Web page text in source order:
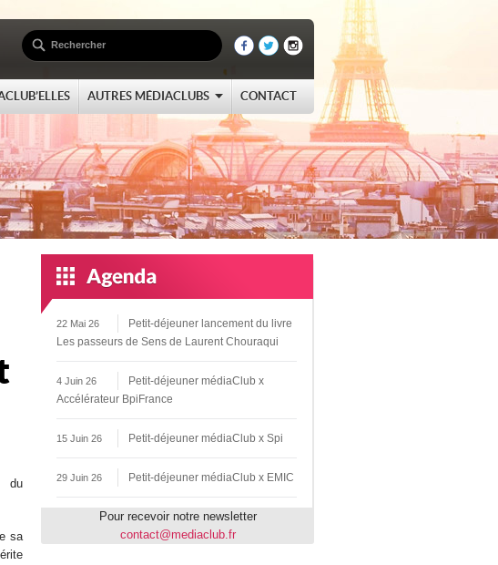
AUTRES MÉDIACLUBS CONTACT
du
sa
22 Mai 26
Petit-déjeuner lancement du livre
Les passeurs de Sens de Laurent Chouraqui
4 Juin 26
Petit-déjeuner médiaClub x
Accélérateur BpiFrance
15 Juin 26 Petit-déjeuner médiaClub x Spi
29 Juin 26 Petit-déjeuner médiaClub x EMIC
Pour recevoir notre newsletter
contact@mediaclub.fr